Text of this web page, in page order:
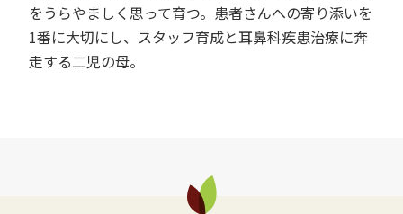
をうらやましく思って育つ。患者さんへの寄り添いを
1番に大切にし、スタッフ育成と耳鼻科疾患治療に奔
走する二児の母。